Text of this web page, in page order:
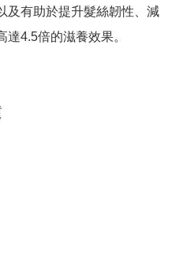
及有助於提升髮絲韌性、減
4.5倍的滋養效果。